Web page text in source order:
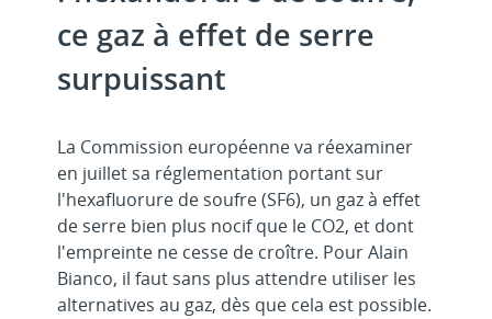
ce gaz à effet de serre
surpuissant
La Commission européenne va réexaminer
en juillet sa réglementation portant sur
l'hexafluorure de soufre (SF6), un gaz à effet
de serre bien plus nocif que le CO2, et dont
l'empreinte ne cesse de croître. Pour Alain
Bianco, il faut sans plus attendre utiliser les
alternatives au gaz, dès que cela est possible.